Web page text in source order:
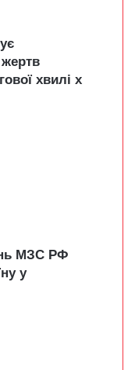
хвилі х
МЗС РФ
у